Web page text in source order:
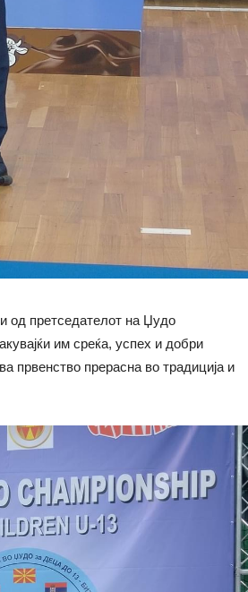
од претседателот на Џудо
им среќа, успех и добри
првенство прерасна во традиција и